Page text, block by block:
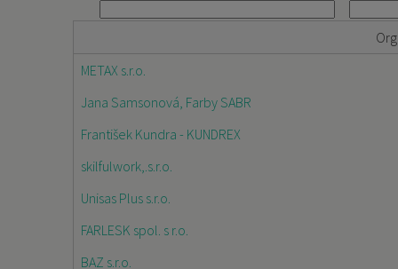
METAX s.r.o.
Jana Samsonová, Farby SABR
František Kundra - KUNDREX
skilfulwork,.s.r.o.
Unisas Plus s.r.o.
FARLESK spol. s r.o.
BAZ s.r.o.